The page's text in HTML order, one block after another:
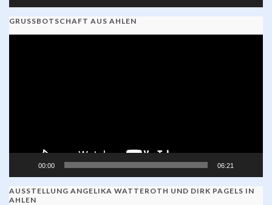
GRUSSBOTSCHAFT AUS AHLEN
00:00 06:21
AUSSTELLUNG ANGELIKA WATTEROTH UND DIRK PAGELS IN
AHLEN